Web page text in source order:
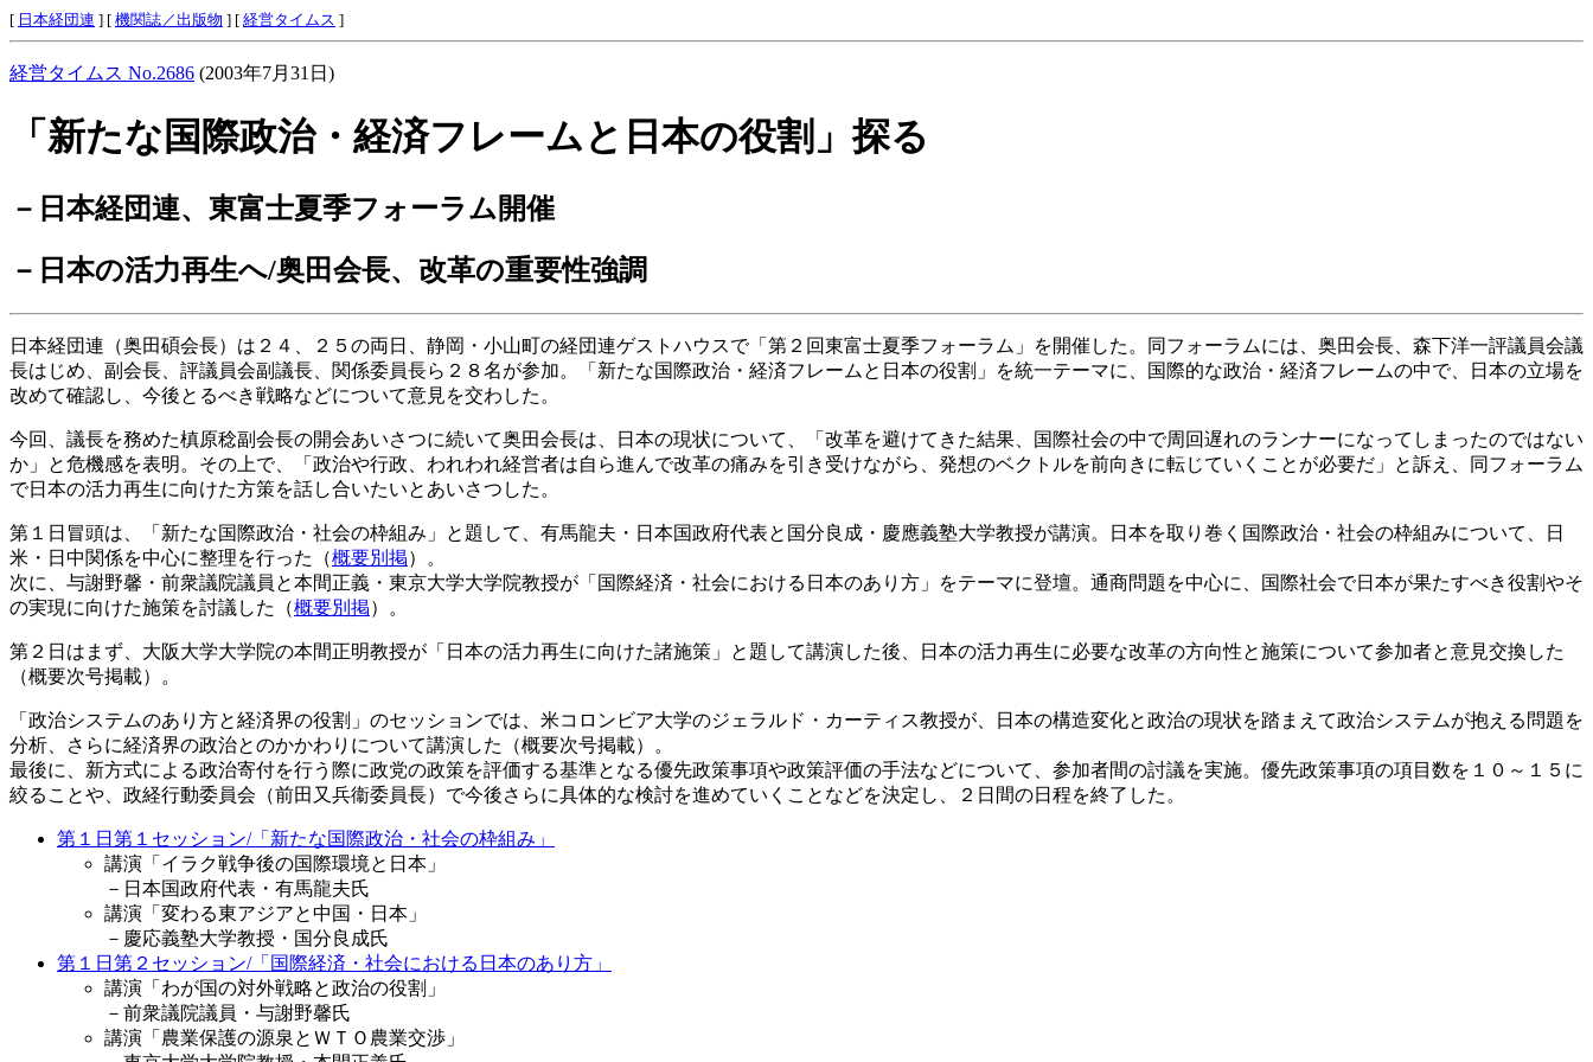
[ 日本経団連 ] [ 機関誌／出版物 ] [ 経営タイムス ]
経営タイムス No.2686 (2003年7月31日)
「新たな国際政治・経済フレームと日本の役割」探る
－日本経団連、東富士夏季フォーラム開催
－日本の活力再生へ/奥田会長、改革の重要性強調
日本経団連（奥田碩会長）は２４、２５の両日、静岡・小山町の経団連ゲストハウスで「第２回東富士夏季フォーラム」を開催した。同フォーラムには、奥田会長、森下洋一評議員会議
長はじめ、副会長、評議員会副議長、関係委員長ら２８名が参加。「新たな国際政治・経済フレームと日本の役割」を統一テーマに、国際的な政治・経済フレームの中で、日本の立場を
改めて確認し、今後とるべき戦略などについて意見を交わした。
今回、議長を務めた槙原稔副会長の開会あいさつに続いて奥田会長は、日本の現状について、「改革を避けてきた結果、国際社会の中で周回遅れのランナーになってしまったのではない
か」と危機感を表明。その上で、「政治や行政、われわれ経営者は自ら進んで改革の痛みを引き受けながら、発想のベクトルを前向きに転じていくことが必要だ」と訴え、同フォーラム
で日本の活力再生に向けた方策を話し合いたいとあいさつした。
第１日冒頭は、「新たな国際政治・社会の枠組み」と題して、有馬龍夫・日本国政府代表と国分良成・慶應義塾大学教授が講演。日本を取り巻く国際政治・社会の枠組みについて、日
米・日中関係を中心に整理を行った（概要別掲）。
次に、与謝野馨・前衆議院議員と本間正義・東京大学大学院教授が「国際経済・社会における日本のあり方」をテーマに登壇。通商問題を中心に、国際社会で日本が果たすべき役割やそ
の実現に向けた施策を討議した（概要別掲）。
第２日はまず、大阪大学大学院の本間正明教授が「日本の活力再生に向けた諸施策」と題して講演した後、日本の活力再生に必要な改革の方向性と施策について参加者と意見交換した
（概要次号掲載）。
「政治システムのあり方と経済界の役割」のセッションでは、米コロンビア大学のジェラルド・カーティス教授が、日本の構造変化と政治の現状を踏まえて政治システムが抱える問題を
分析、さらに経済界の政治とのかかわりについて講演した（概要次号掲載）。
最後に、新方式による政治寄付を行う際に政党の政策を評価する基準となる優先政策事項や政策評価の手法などについて、参加者間の討議を実施。優先政策事項の項目数を１０～１５に
絞ることや、政経行動委員会（前田又兵衞委員長）で今後さらに具体的な検討を進めていくことなどを決定し、２日間の日程を終了した。
第１日第１セッション/「新たな国際政治・社会の枠組み」
講演「イラク戦争後の国際環境と日本」
－日本国政府代表・有馬龍夫氏
講演「変わる東アジアと中国・日本」
－慶応義塾大学教授・国分良成氏
第１日第２セッション/「国際経済・社会における日本のあり方」
講演「わが国の対外戦略と政治の役割」
－前衆議院議員・与謝野馨氏
講演「農業保護の源泉とＷＴＯ農業交渉」